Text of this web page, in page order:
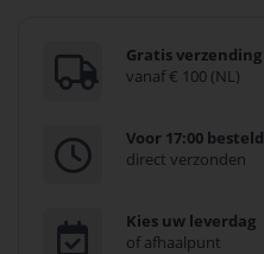
Gratis verzending
vanaf € 100 (NL)
Voor 17:00 besteld
direct verzonden
Kies uw leverdag
of afhaalpunt